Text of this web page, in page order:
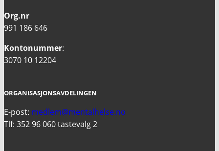
Org.nr
991 186 646
Kontonummer:
3070 10 12204
ORGANISASJONSAVDELINGEN
E-post: medlem@mentalhelse.no
Tlf: 352 96 060 tastevalg 2